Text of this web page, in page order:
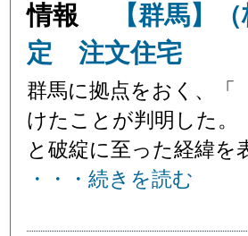
【群馬】
定 注文住宅
群馬に拠点をおく、「
けたことが判明した。
と破綻に至った経緯を
・・・続きを読む